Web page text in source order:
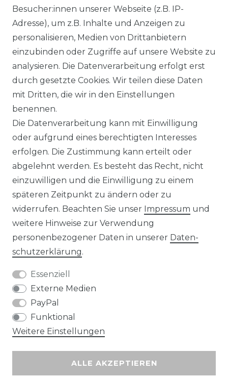
DATENSCHUTZERKLÄRUNG
WIDERRUFSRECHT
IMPRESSUM
KONTAKT
Unsere Zahlungsmöglichkeiten
Wir versenden mit
Besucher:innen unserer Webseite (z.B. IP-
Adresse), um z.B. Inhalte und Anzeigen zu
personalisieren, Medien von Drittanbietern
einzubinden oder Zugriffe auf unsere Website zu
analysieren. Die Datenverarbeitung erfolgt erst
durch gesetzte Cookies. Wir teilen diese Daten
mit Dritten, die wir in den Einstellungen
benennen.
Die Datenverarbeitung kann mit Einwilligung
oder aufgrund eines berechtigten Interesses
erfolgen. Die Zustimmung kann erteilt oder
abgelehnt werden. Es besteht das Recht, nicht
einzuwilligen und die Einwilligung zu einem
späteren Zeitpunkt zu ändern oder zu
widerrufen. Beachten Sie unser Impressum und
weitere Hinweise zur Verwendung
personenbezogener Daten in unserer Daten­
schutz­erklärung.
Essenziell
Externe Medien
PayPal
Funktional
Weitere Einstellungen
ALLE AKZEPTIEREN